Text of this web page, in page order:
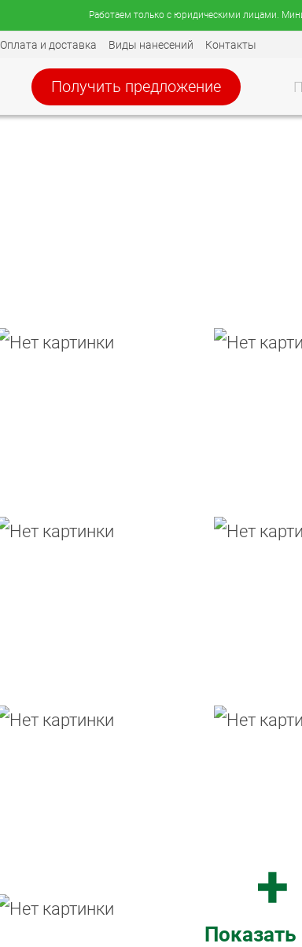
Работаем только с юридическими лицами.
Оплата и доставка Виды нанесений Контакты
Получить предложение